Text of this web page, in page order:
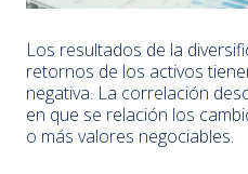
Los resultados de la
retornos de los activos
negativa. La correlación
en que se relación los
o más valores negociables.